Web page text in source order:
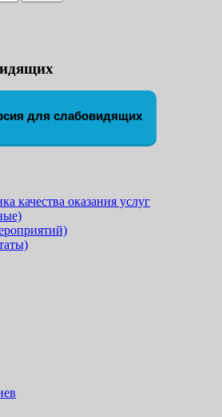
для слабовидящих
качества оказания услуг